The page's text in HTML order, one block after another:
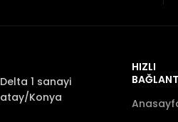
1 sanayi
Konya
HIZLI